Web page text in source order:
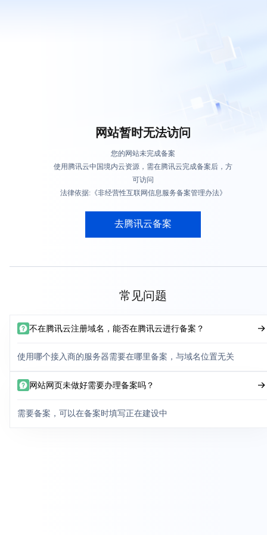
网站暂时无法访问
您的网站未完成备案
使用腾讯云中国境内云资源，需在腾讯云完成备案后，方
可访问
法律依据:《非经营性互联网信息服务备案管理办法》
去腾讯云备案
常见问题
不在腾讯云注册域名，能否在腾讯云进行备案？
使用哪个接入商的服务器需要在哪里备案，与域名位置无关
网站网页未做好需要办理备案吗？
需要备案，可以在备案时填写正在建设中